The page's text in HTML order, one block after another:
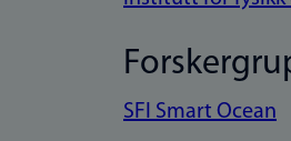
SFI Smart Ocean